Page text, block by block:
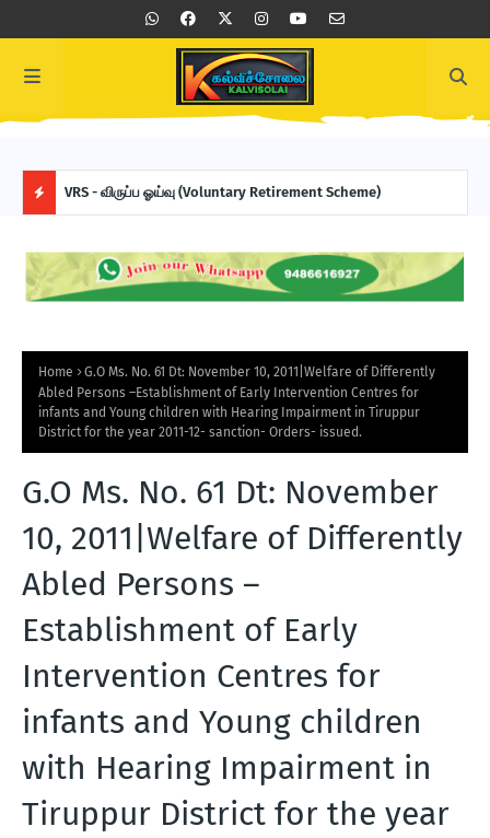
O
P
O
S
T
S
VRS - விருப்ப ஓய்வு (Voluntary Retirement Scheme)
Home
G.O Ms. No. 61 Dt: November 10, 2011|Welfare of Differently
Abled Persons –Establishment of Early Intervention Centres for
infants and Young children with Hearing Impairment in Tiruppur
District for the year 2011-12- sanction- Orders- issued.
G.O Ms. No. 61 Dt: November
10, 2011|Welfare of Differently
Abled Persons –
Establishment of Early
Intervention Centres for
infants and Young children
with Hearing Impairment in
Tiruppur District for the year